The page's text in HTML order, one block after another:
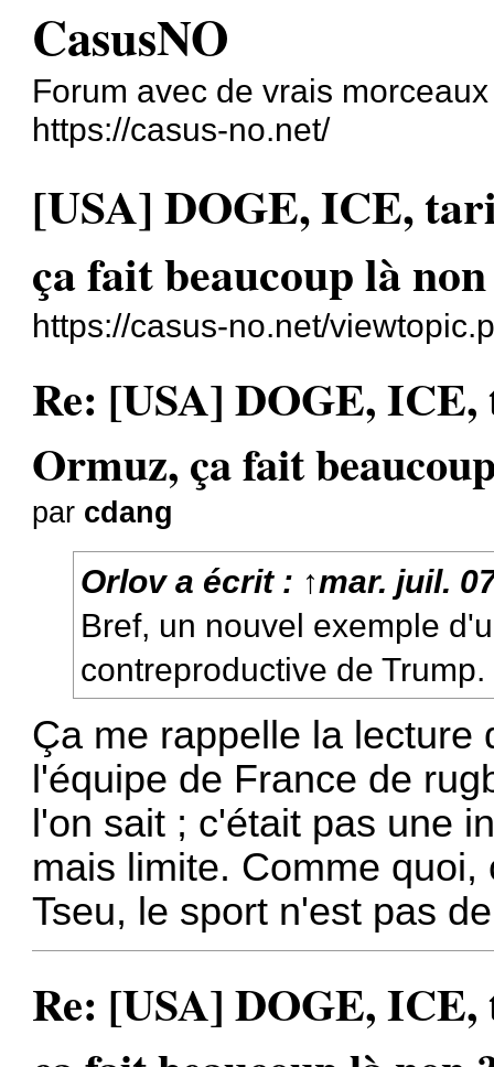
CasusNO
Forum avec de vrais
https://casus-no.net/
[USA] DOGE, ICE,
ça fait beaucoup là
https://casus-no.net/
Re: [USA] DOGE,
Ormuz, ça fait
par cdang
Orlova écrit : ↑mar. juil.
Bref, un nouvel exemple
contreproductive de Trump.
Ça me rappelle la lecture
l'équipe de France de
l'on sait ; c'était pas une
mais limite. Comme
Tseu, le sport n'est pas
Re: [USA] DOGE,